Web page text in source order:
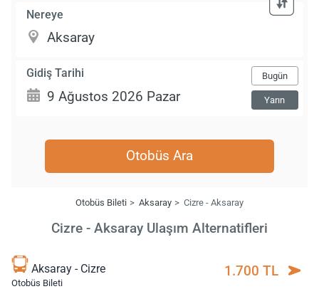
Nereye
Gidiş Tarihi Bugün
Yarın
Otobüs Ara
Otobüs Bileti Aksaray Cizre - Aksaray
Cizre - Aksaray Ulaşım Alternatifleri
Aksaray - Cizre
Otobüs Bileti
1.700 TL